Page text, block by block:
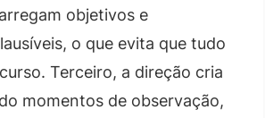
objetivos e
o que evita que tudo
Terceiro, a direção cria
momentos de observação,